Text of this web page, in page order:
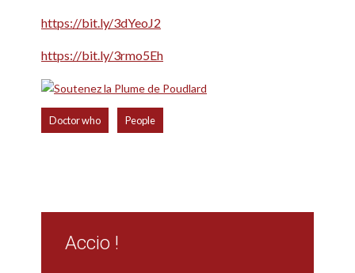
https://bit.ly/3dYeoJ2
https://bit.ly/3rmo5Eh
Doctor who People
Accio !